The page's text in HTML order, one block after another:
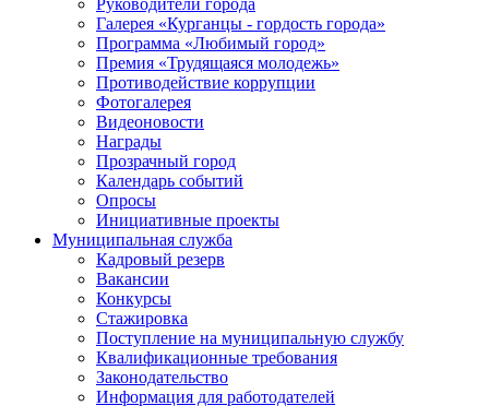
Руководители города
Галерея «Курганцы - гордость города»
Программа «Любимый город»
Премия «Трудящаяся молодежь»
Противодействие коррупции
Фотогалерея
Видеоновости
Награды
Прозрачный город
Календарь событий
Опросы
Инициативные проекты
Муниципальная служба
Кадровый резерв
Вакансии
Конкурсы
Стажировка
Поступление на муниципальную службу
Квалификационные требования
Законодательство
Информация для работодателей